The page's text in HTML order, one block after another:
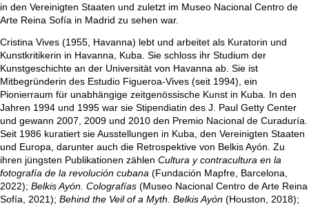
in den Vereinigten Staaten und zuletzt im Museo Nacional Centro de
Arte Reina Sofía in Madrid zu sehen war.
Cristina Vives (1955, Havanna) lebt und arbeitet als Kuratorin und
Kunstkritikerin in Havanna, Kuba. Sie schloss ihr Studium der
Kunstgeschichte an der Universität von Havanna ab. Sie ist
Mitbegründerin des Estudio Figueroa-Vives (seit 1994), ein
Pionierraum für unabhängige zeitgenössische Kunst in Kuba. In den
Jahren 1994 und 1995 war sie Stipendiatin des J. Paul Getty Center
und gewann 2007, 2009 und 2010 den Premio Nacional de Curaduría.
Seit 1986 kuratiert sie Ausstellungen in Kuba, den Vereinigten Staaten
und Europa, darunter auch die Retrospektive von Belkis Ayón. Zu
ihren jüngsten Publikationen zählen Cultura y contracultura en la
fotografía de la revolución cubana (Fundación Mapfre, Barcelona,
2022); Belkis Ayón. Colografías (Museo Nacional Centro de Arte Reina
Sofía, 2021); Behind the Veil of a Myth. Belkis Ayón (Houston, 2018);